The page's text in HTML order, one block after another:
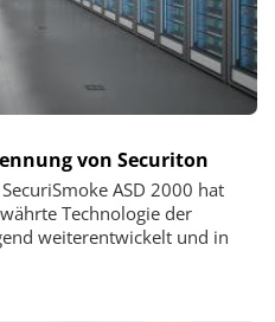
von Securiton
ASD 2000 hat
Technologie der
weiterentwickelt und in